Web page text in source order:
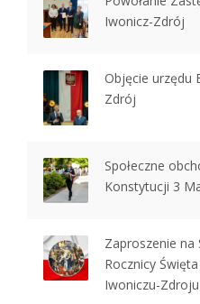
Iwonicz-Zdrój
Objęcie urzędu
Zdrój
Społeczne
Konstytucji 3
Zaproszenie na
Rocznicy
Iwoniczu-Zdroju